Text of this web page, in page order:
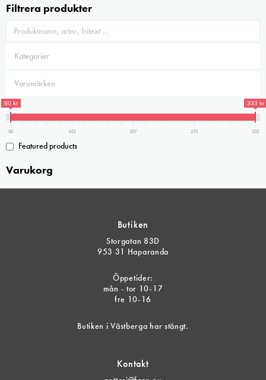
produktsidan
Filtrera produkter
80 kr 333 kr
80 143 207 270 333
Featured products
Varukorg
Butiken
Storgatan 83D
953 31 Haparanda
Öppetider:
mån - tor 10-17
fre 10-16
Butiken i Västberga har stängt.
Kontakt